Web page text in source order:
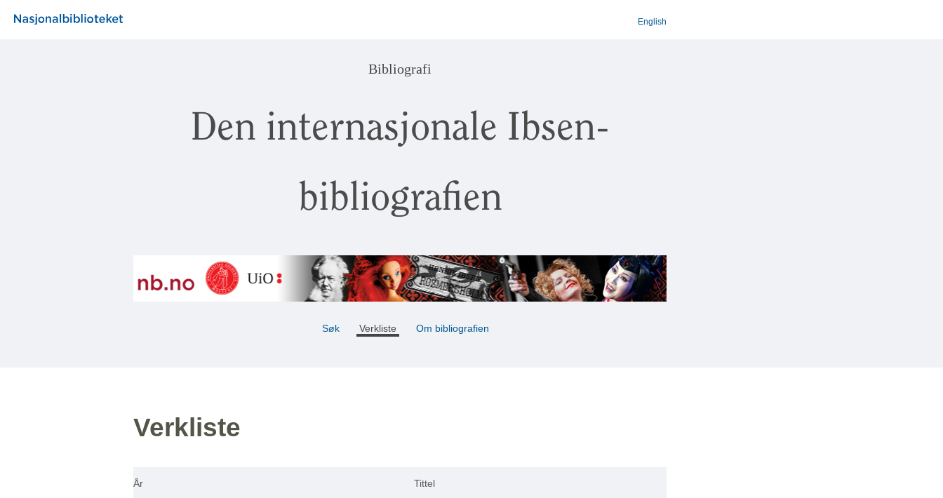
English
Bibliografi
Den internasjonale Ibsen-
bibliografien
Søk Verkliste Om bibliografien
Verkliste
År Tittel